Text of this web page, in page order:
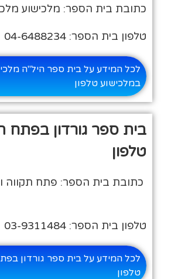
כתובת בית הספר: מלכישוע
טלפון בית הספר: 04-6488234
לכל המידע על בית ספר היל"ה
במלכישוע טלפון
בית ספר גורדון בפתח
טלפון
כתובת בית הספר: פתח תקווה
טלפון בית הספר: 03-9311484
לכל המידע על בית ספר גורדון
טלפון